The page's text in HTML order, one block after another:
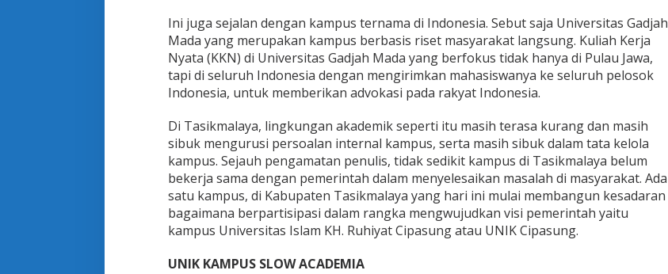
Ini juga sejalan dengan kampus ternama di Indonesia. Sebut saja Universitas Gadjah
Mada yang merupakan kampus berbasis riset masyarakat langsung. Kuliah Kerja
Nyata (KKN) di Universitas Gadjah Mada yang berfokus tidak hanya di Pulau Jawa,
tapi di seluruh Indonesia dengan mengirimkan mahasiswanya ke seluruh pelosok
Indonesia, untuk memberikan advokasi pada rakyat Indonesia.
Di Tasikmalaya, lingkungan akademik seperti itu masih terasa kurang dan masih
sibuk mengurusi persoalan internal kampus, serta masih sibuk dalam tata kelola
kampus. Sejauh pengamatan penulis, tidak sedikit kampus di Tasikmalaya belum
bekerja sama dengan pemerintah dalam menyelesaikan masalah di masyarakat. Ada
satu kampus, di Kabupaten Tasikmalaya yang hari ini mulai membangun kesadaran
bagaimana berpartisipasi dalam rangka mengwujudkan visi pemerintah yaitu
kampus Universitas Islam KH. Ruhiyat Cipasung atau UNIK Cipasung.
UNIK KAMPUS SLOW ACADEMIA